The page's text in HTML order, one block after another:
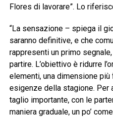
Flores di lavorare”. Lo
“La sensazione – spiega il
saranno definitive, e che
rappresenti un primo
partire. L’obiettivo è ridurre
elementi, una dimensione
esigenze della stagione. Per
taglio importante, con le
maniera graduale, un po’